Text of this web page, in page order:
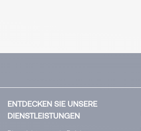
ENTDECKEN SIE UNSERE
DIENSTLEISTUNGEN